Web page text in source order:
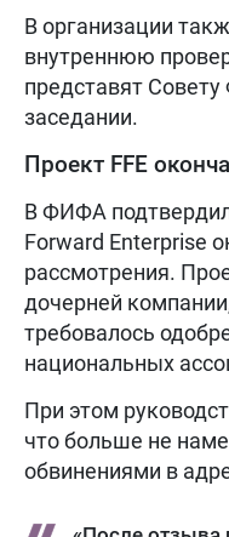
В организации
внутреннюю
представят
заседании.
Проект FFE
В ФИФА
Forward Enterprise
рассмотрения.
дочерней
требовалось
национальных
При этом
что больше не
обвинениями в